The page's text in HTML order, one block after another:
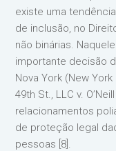
existe uma
de inclusão, no
não binárias.
importante decisão
Nova York (New
49th St., LLC v.
relacionamentos
de proteção legal
pessoas [8].